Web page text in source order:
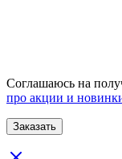
Соглашаюсь на
про акции и